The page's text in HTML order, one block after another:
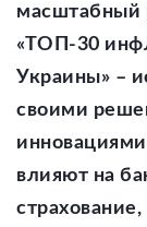
масштабный
«ТОП-30
Украины» –
своими
влияют на